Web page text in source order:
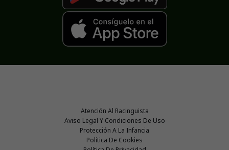
Atención Al Racinguista
Aviso Legal Y Condiciones De Uso
Protección A La Infancia
Política De Cookies